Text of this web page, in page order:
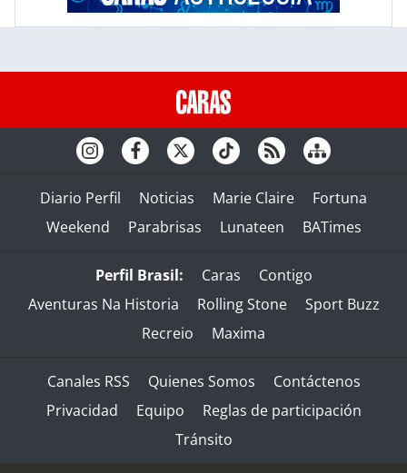
Diario Perfil Noticias Marie Claire
Fortuna
Weekend
Parabrisas Lunateen BATimes
Perfil Brasil: Caras
Contigo
Aventuras Na Historia
Rolling Stone
Sport Buzz
Recreio
Maxima
Canales RSS Quienes Somos
Contáctenos
Privacidad
Equipo
Reglas de participación
Tránsito